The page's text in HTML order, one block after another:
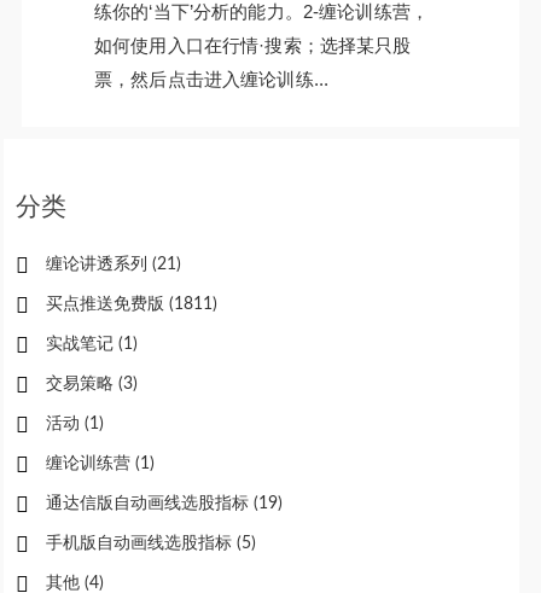
练你的‘当下’分析的能力。2-缠论训练营，
如何使用入口在行情·搜索；选择某只股
票，然后点击进入缠论训练...
分类
缠论讲透系列 (21)
买点推送免费版 (1811)
实战笔记 (1)
交易策略 (3)
活动 (1)
缠论训练营 (1)
通达信版自动画线选股指标 (19)
手机版自动画线选股指标 (5)
其他 (4)